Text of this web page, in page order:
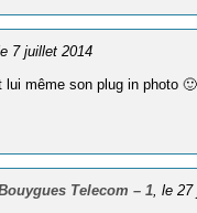
7 juillet 2014
même son plug in photo 🙂
Telecom – 1 , le